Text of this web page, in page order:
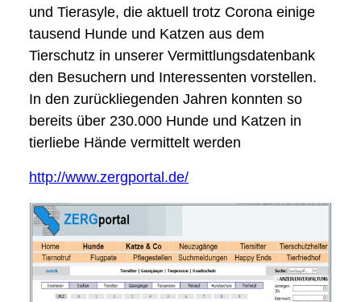
und Tierasyle, die aktuell trotz Corona einige
tausend Hunde und Katzen aus dem
Tierschutz in unserer Vermittlungsdatenbank
den Besuchern und Interessenten vorstellen.
In den zurückliegenden Jahren konnten so
bereits über 230.000 Hunde und Katzen in
tierliebe Hände vermittelt werden
http://www.zergportal.de/